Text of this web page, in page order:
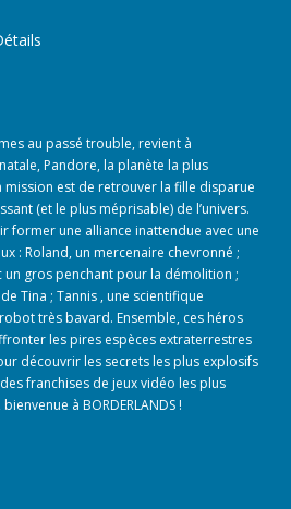
au passé trouble, revient à
Pandore, la planète la plus
mission est de retrouver la fille disparue
(et le plus méprisable) de l’univers.
former une alliance inattendue avec une
: Roland, un mercenaire chevronné ;
un gros penchant pour la démolition ;
Tina ; Tannis , une scientifique
très bavard. Ensemble, ces héros
les pires espèces extraterrestres
découvrir les secrets les plus explosifs
franchises de jeux vidéo les plus
à BORDERLANDS !